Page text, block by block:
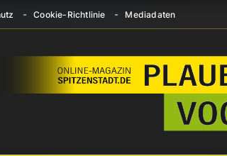
Cookie-Richtlinie Mediadaten